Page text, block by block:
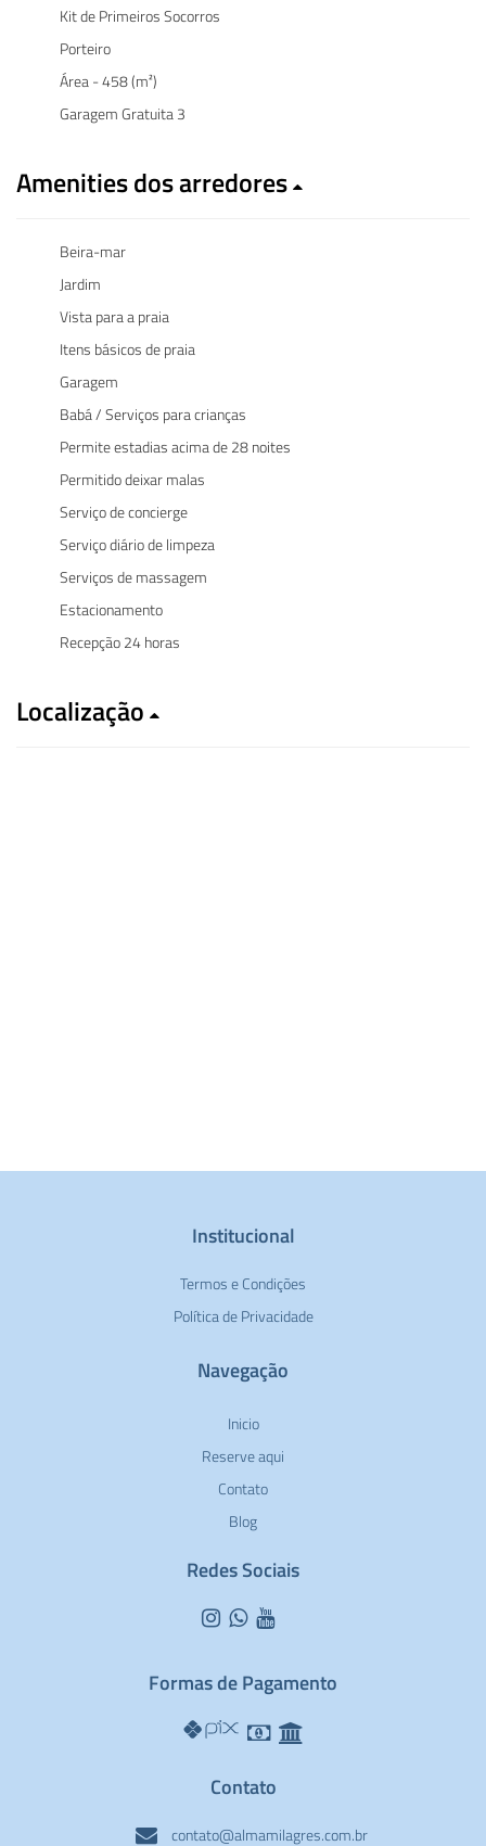
Kit de Primeiros Socorros
Porteiro
Área - 458 (m²)
Garagem Gratuita 3
Amenities dos arredores
Beira-mar
Jardim
Vista para a praia
Itens básicos de praia
Garagem
Babá / Serviços para crianças
Permite estadias acima de 28 noites
Permitido deixar malas
Serviço de concierge
Serviço diário de limpeza
Serviços de massagem
Estacionamento
Recepção 24 horas
Localização
Institucional
Termos e Condições
Política de Privacidade
Navegação
Inicio
Reserve aqui
Contato
Blog
Redes Sociais
Formas de Pagamento
Contato
contato@almamilagres.com.br